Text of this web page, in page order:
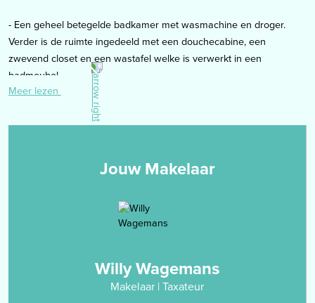
- Een geheel betegelde badkamer met wasmachine en droger.
Verder is de ruimte ingedeeld met een douchecabine, een
zwevend closet en een wastafel welke is verwerkt in een
badmeubel.
het dakterras is gelegen tussen de slaapkamer en het leefgedeelte
privé-berging met een voorgelegen oprit.
daargelaten de badkamer.
Meer lezen
Jouw Makelaar
Willy Wagemans
Makelaar | Taxateur